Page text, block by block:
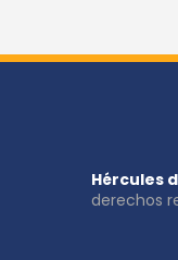
Hércules
derechos